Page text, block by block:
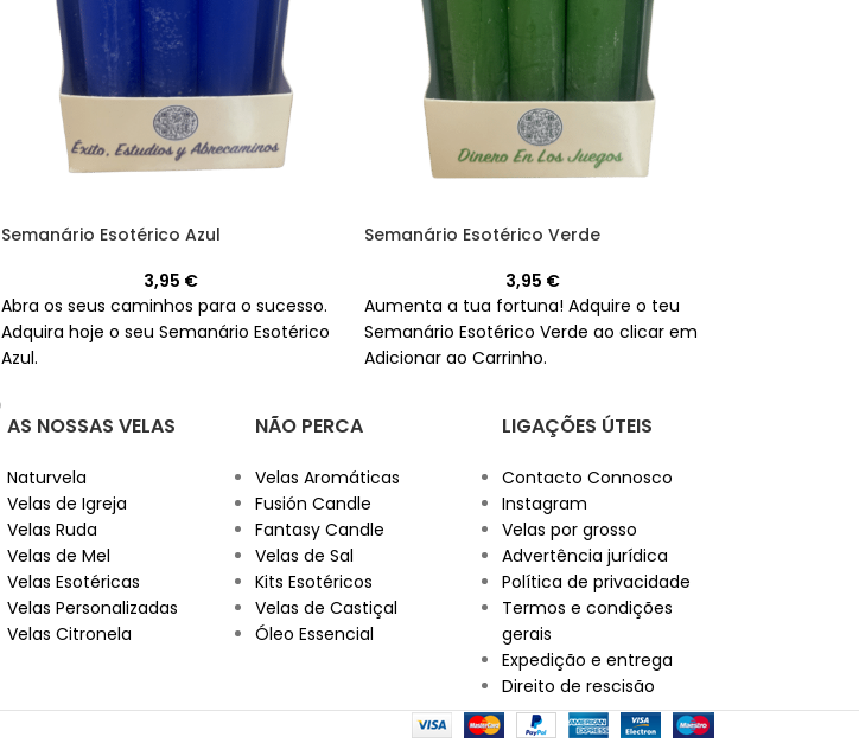
Semanário Esotérico Azul
3,95 €
Abra os seus caminhos para o sucesso.
Adquira hoje o seu Semanário Esotérico
Azul.
Semanário Esotérico Verde
3,95 €
Aumenta a tua fortuna! Adquire o teu
Semanário Esotérico Verde ao clicar em
Adicionar ao Carrinho.
AS NOSSAS VELAS
Naturvela
Velas de Igreja
Velas Ruda
Velas de Mel
Velas Esotéricas
Velas Personalizadas
Velas Citronela
NÃO PERCA
Velas Aromáticas
Fusión Candle
Fantasy Candle
Velas de Sal
Kits Esotéricos
Velas de Castiçal
Óleo Essencial
LIGAÇÕES ÚTEIS
Contacto Connosco
Instagram
Velas por grosso
Advertência jurídica
Política de privacidade
Termos e condições
gerais
Expedição e entrega
Direito de rescisão